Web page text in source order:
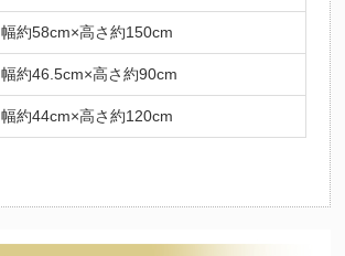
幅約58cm×高さ約150cm
幅約46.5cm×高さ約90cm
幅約44cm×高さ約120cm